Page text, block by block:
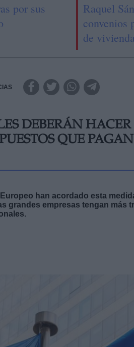
por sus
Raquel
convenios
de vivienda
DEBERÁN HACER
QUE
han acordado esta
grandes empresas tengan más